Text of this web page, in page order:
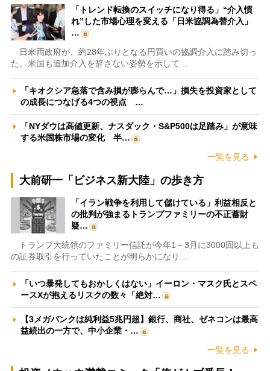
「トレンド転換のスイッチになり得る」“介入慣
れ”した市場心理を変える「日米協調為替介入」
…
日米両政府が、約28年ぶりとなる円買いの協調介入に踏み切っ
た。米国も追加介入を辞さない姿勢を示して…
「キオクシア急落で含み損が膨らんで…」損失を投資家として
の成長につなげる4つの視点 …
「NYダウは高値更新、ナスダック・S&P500は足踏み」が意味
する米国株市場の変化 半…
一覧を見る
大前研一「ビジネス新大陸」の歩き方
「イラン戦争を利用して儲けている」利益相反と
の批判が強まるトランプファミリーの不正蓄財
疑…
トランプ大統領のファミリー信託が今年1～3月に3000回以上も
の証券取引を行っていたことが明らかになり…
「いつ暴発してもおかしくはない」イーロン・マスク氏とスペ
ースXが抱えるリスクの数々「絶対…
【3メガバンクは純利益5兆円超】銀行、商社、ゼネコンは最高
益続出の一方で、中小企業・…
一覧を見る